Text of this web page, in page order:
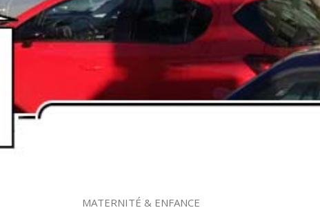
MATERNITÉ & ENFANCE